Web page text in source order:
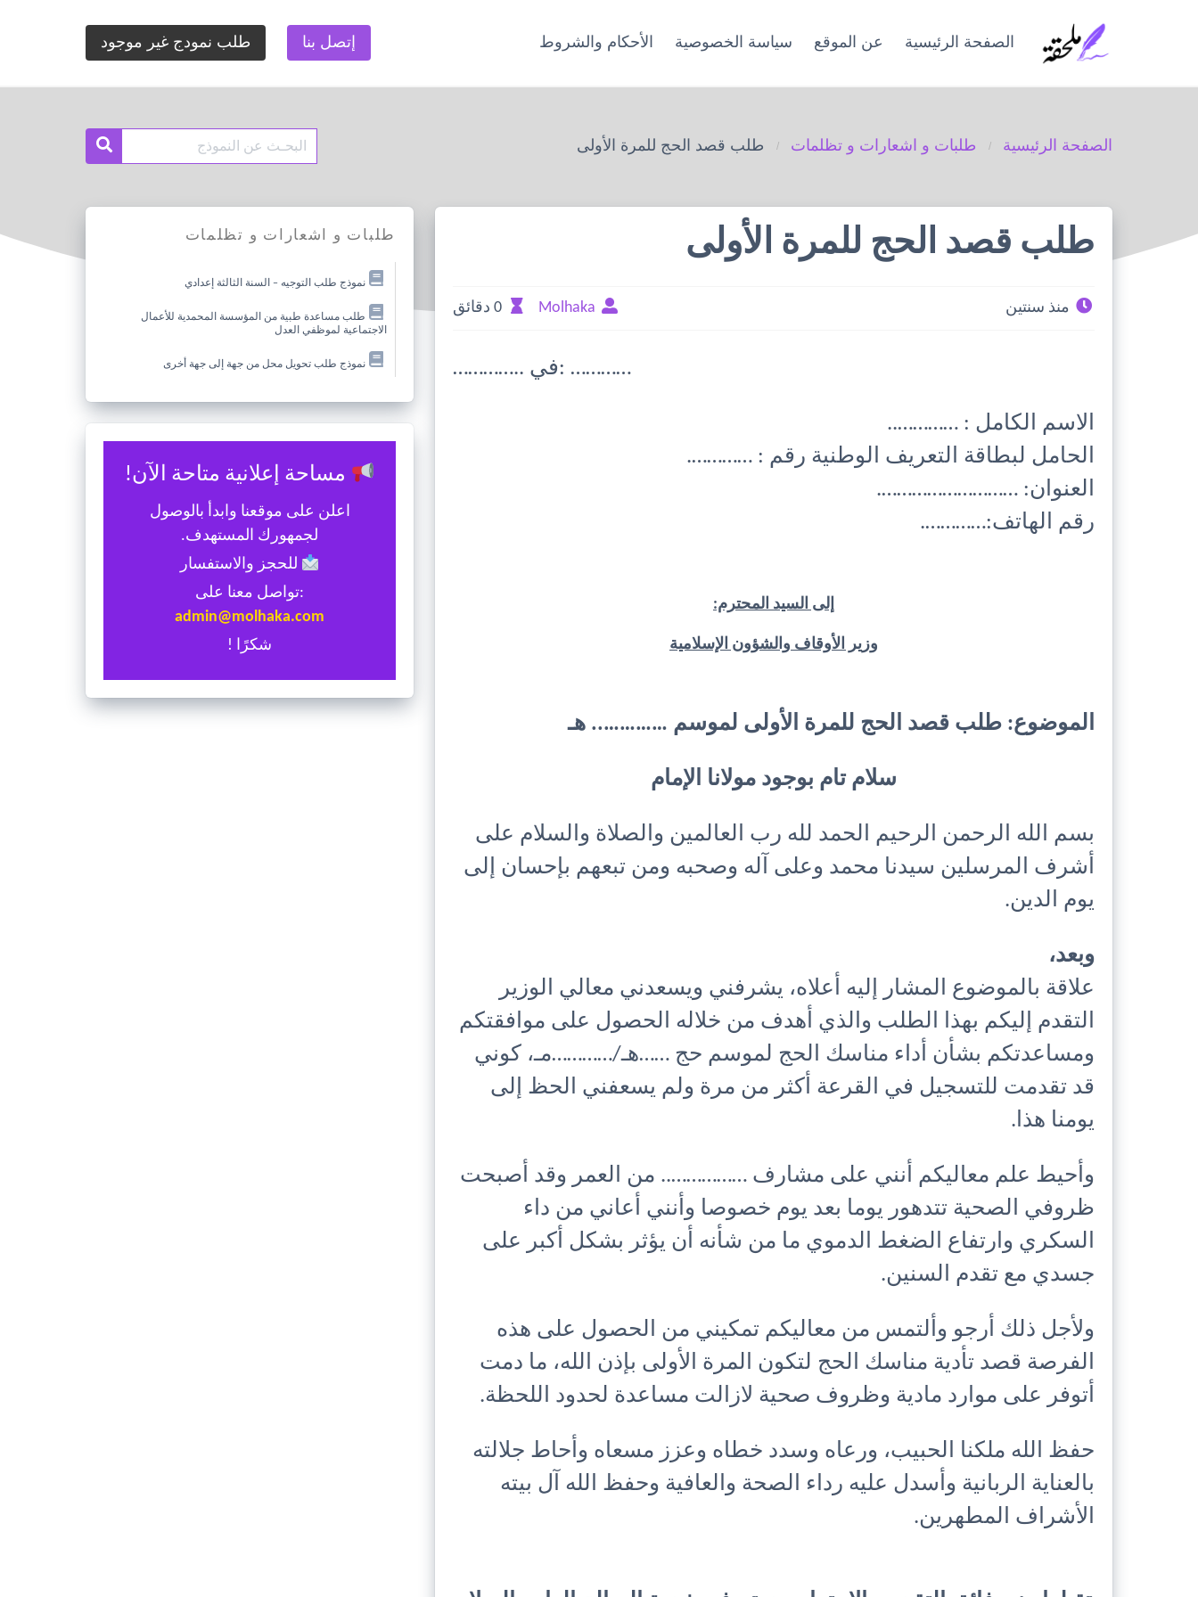
الصفحة الرئيسية عن الموقع سياسة الخصوصية الأحكام والشروط إتصل بنا طلب نمودج غير موجود
الصفحة الرئيسية طلبات و اشعارات و تظلمات طلب قصد الحج للمرة الأولى
Search
Search
طلبات و اشعارات و تظلمات
نموذج طلب التوجيه – السنة الثالثة إعدادي
طلب مساعدة طبية من المؤسسة المحمدية للأعمال
الاجتماعية لموظفي العدل
نموذج طلب تحويل محل من جهة إلى جهة أخرى
مساحة إعلانية متاحة الآن!
اعلن على موقعنا وابدأ بالوصول
لجمهورك المستهدف.
للحجز والاستفسار
:تواصل معنا على
admin@molhaka.com
شكرًا !
طلب قصد الحج للمرة الأولى
منذ سنتين Molhaka 0 دقائق
………….. في: …………
الاسم الكامل : …………..
الحامل لبطاقة التعريف الوطنية رقم : ………….
العنوان: ……………………….
رقم الهاتف:………….
إلى السيد المحترم:
وزير الأوقاف والشؤون الإسلامية
الموضوع: طلب قصد الحج للمرة الأولى لموسم ………….. هـ
سلام تام بوجود مولانا الإمام
بسم الله الرحمن الرحيم الحمد لله رب العالمين والصلاة والسلام على
أشرف المرسلين سيدنا محمد وعلى آله وصحبه ومن تبعهم بإحسان إلى
يوم الدين.
وبعد،
علاقة بالموضوع المشار إليه أعلاه، يشرفني ويسعدني معالي الوزير
التقدم إليكم بهذا الطلب والذي أهدف من خلاله الحصول على موافقتكم
ومساعدتكم بشأن أداء مناسك الحج لموسم حج ……هـ/…………مـ، كوني
قد تقدمت للتسجيل في القرعة أكثر من مرة ولم يسعفني الحظ إلى
يومنا هذا.
وأحيط علم معاليكم أنني على مشارف …………….. من العمر وقد أصبحت
ظروفي الصحية تتدهور يوما بعد يوم خصوصا وأنني أعاني من داء
السكري وارتفاع الضغط الدموي ما من شأنه أن يؤثر بشكل أكبر على
جسدي مع تقدم السنين.
ولأجل ذلك أرجو وألتمس من معاليكم تمكيني من الحصول على هذه
الفرصة قصد تأدية مناسك الحج لتكون المرة الأولى بإذن الله، ما دمت
أتوفر على موارد مادية وظروف صحية لازالت مساعدة لحدود اللحظة.
حفظ الله ملكنا الحبيب، ورعاه وسدد خطاه وعزز مسعاه وأحاط جلالته
بالعناية الربانية وأسدل عليه رداء الصحة والعافية وحفظ الله آل بيته
الأشراف المطهرين.